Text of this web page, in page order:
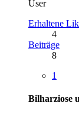
User
Erhaltene
4
Beiträge
8
1
Bilharziose